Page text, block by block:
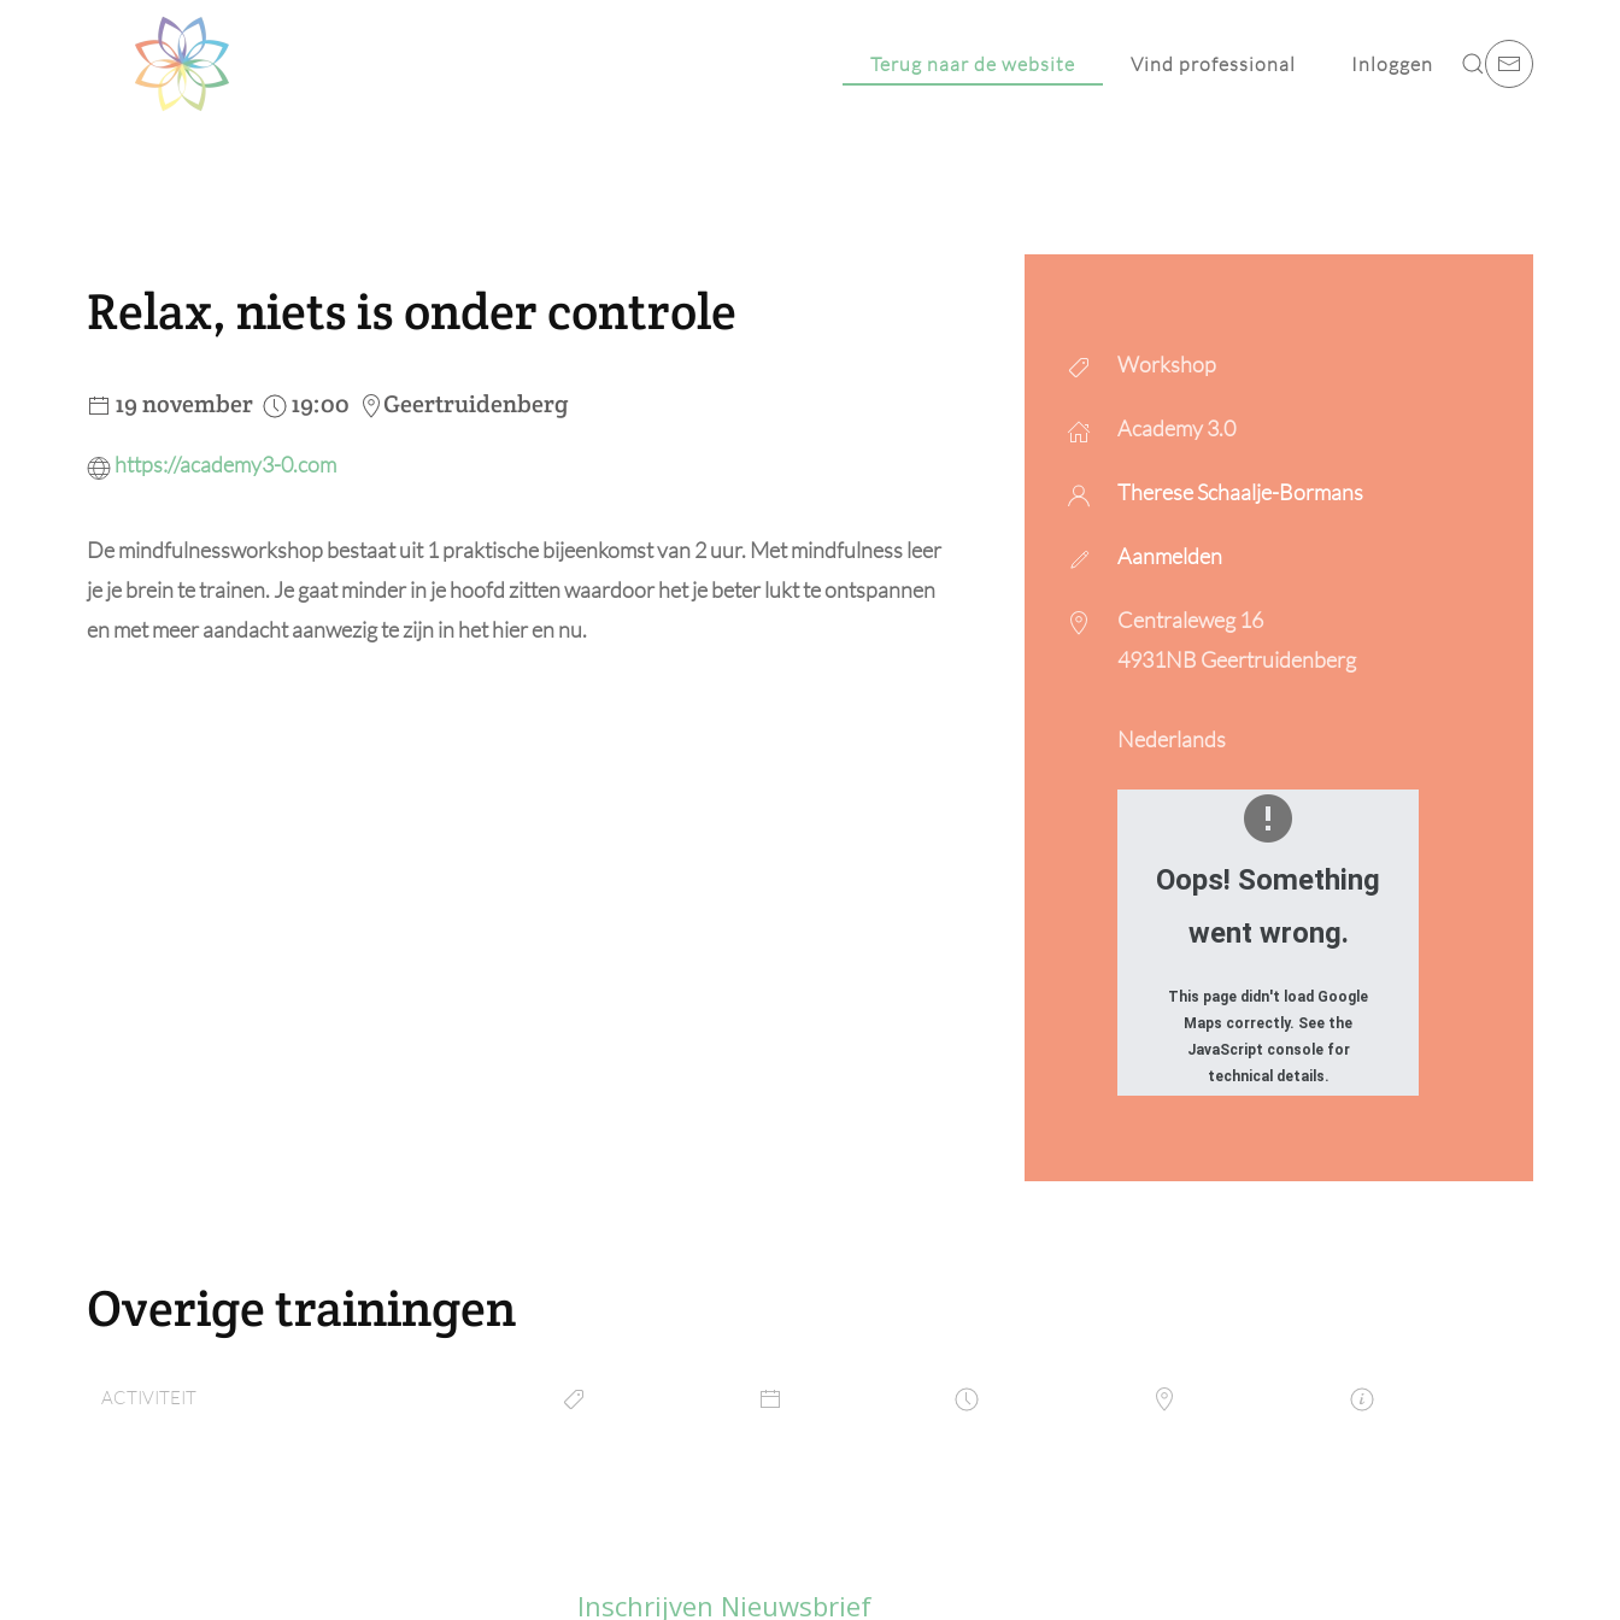
Skip to main content Terug naar de website Vind professional Inloggen
Relax, niets is onder controle
19 november 19:00 Geertruidenberg
https://academy3-0.com
De mindfulnessworkshop bestaat uit 1 praktische bijeenkomst van 2 uur. Met mindfulness leer
je je brein te trainen. Je gaat minder in je hoofd zitten waardoor het je beter lukt te ontspannen
en met meer aandacht aanwezig te zijn in het hier en nu.
Workshop
Academy 3.0
Therese Schaalje-Bormans
Aanmelden
Centraleweg 16
4931NB Geertruidenberg
Nederlands
Oops! Something
went wrong.
This page didn't load Google
Maps correctly. See the
JavaScript console for
technical details.
Overige trainingen
ACTIVITEIT
Inschrijven Nieuwsbrief